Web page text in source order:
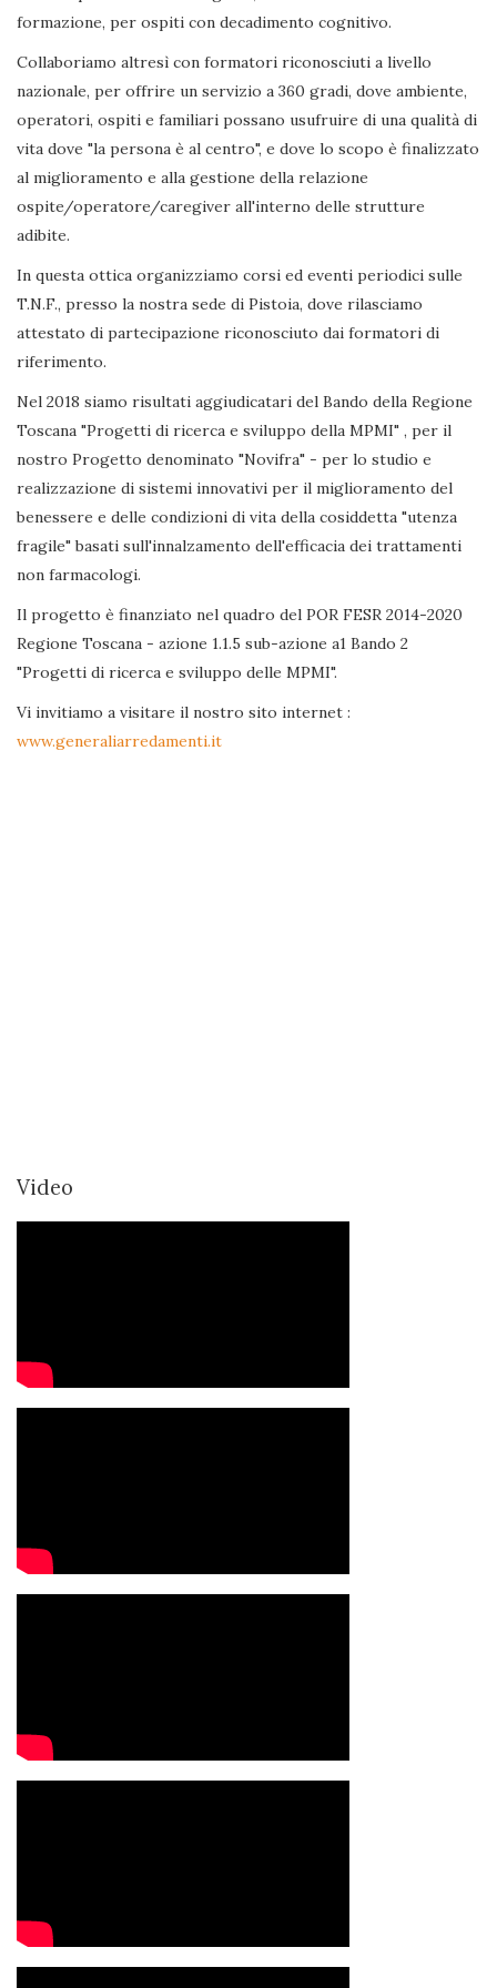
formazione, per ospiti con decadimento cognitivo.
Collaboriamo altresì con formatori riconosciuti a livello
nazionale, per offrire un servizio a 360 gradi, dove ambiente,
operatori, ospiti e familiari possano usufruire di una qualità di
vita dove "la persona è al centro", e dove lo scopo è finalizzato
al miglioramento e alla gestione della relazione
ospite/operatore/caregiver all'interno delle strutture
adibite.
In questa ottica organizziamo corsi ed eventi periodici sulle
T.N.F., presso la nostra sede di Pistoia, dove rilasciamo
attestato di partecipazione riconosciuto dai formatori di
riferimento.
Nel 2018 siamo risultati aggiudicatari del Bando della Regione
Toscana "Progetti di ricerca e sviluppo della MPMI" , per il
nostro Progetto denominato "Novifra" - per lo studio e
realizzazione di sistemi innovativi per il miglioramento del
benessere e delle condizioni di vita della cosiddetta "utenza
fragile" basati sull'innalzamento dell'efficacia dei trattamenti
non farmacologi.
Il progetto è finanziato nel quadro del POR FESR 2014-2020
Regione Toscana - azione 1.1.5 sub-azione a1 Bando 2
"Progetti di ricerca e sviluppo delle MPMI".
Vi invitiamo a visitare il nostro sito internet :
www.generaliarredamenti.it
Video